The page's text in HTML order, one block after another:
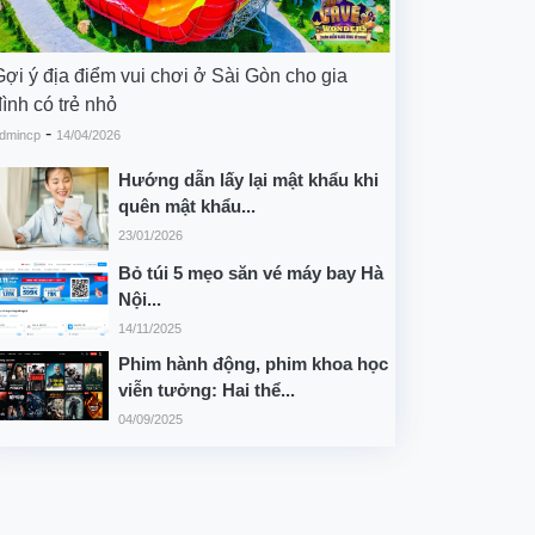
ý địa điểm vui chơi ở Sài Gòn cho gia
có trẻ nhỏ
- 14/04/2026
Hướng dẫn lấy lại mật khẩu khi
quên mật khẩu...
23/01/2026
Bỏ túi 5 mẹo săn vé máy bay Hà
Nội...
14/11/2025
Phim hành động, phim khoa học
viễn tưởng: Hai thể...
04/09/2025